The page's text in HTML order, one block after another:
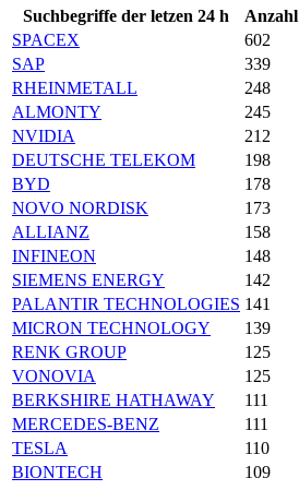
Suchbegriffe der letzen 24 h
Anzahl
SPACEX
602
SAP
339
RHEINMETALL
248
ALMONTY
245
NVIDIA
212
DEUTSCHE TELEKOM
198
BYD
178
NOVO NORDISK
173
ALLIANZ
158
INFINEON
148
SIEMENS ENERGY
142
PALANTIR TECHNOLOGIES 141
MICRON TECHNOLOGY
139
RENK GROUP
125
VONOVIA
125
BERKSHIRE HATHAWAY
111
MERCEDES-BENZ
111
TESLA
110
BIONTECH
109